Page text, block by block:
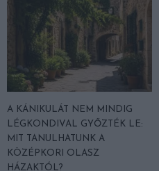
A KÁNIKULÁT NEM MINDIG
LÉGKONDIVAL GYŐZTÉK LE:
MIT TANULHATUNK A
KÖZÉPKORI OLASZ
HÁZAKTÓL?